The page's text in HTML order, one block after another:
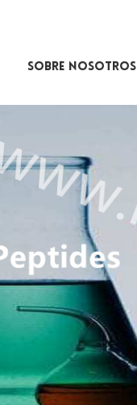
SOBRE NOSOTROS